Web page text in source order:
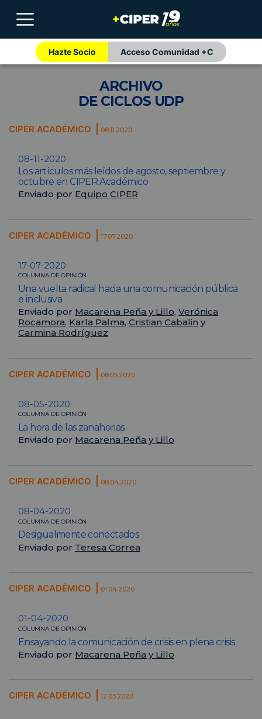
Hazte Socio Acceso Comunidad +C
ARCHIVO
DE CICLOS UDP
CIPER ACADÉMICO 08.11.2020
08-11-2020
Los artículos más leídos de agosto, septiembre y
octubre en CIPER Académico
Enviado por Equipo CIPER
CIPER ACADÉMICO 17.07.2020
17-07-2020
COLUMNA DE OPINIÓN
Una vuelta radical hacia una comunicación pública
e inclusiva
Enviado por Macarena Peña y Lillo, Verónica
Rocamora, Karla Palma, Cristian Cabalin y
Carmina Rodríguez
CIPER ACADÉMICO 08.05.2020
08-05-2020
COLUMNA DE OPINIÓN
La hora de las zanahorias
Enviado por Macarena Peña y Lillo
CIPER ACADÉMICO 08.04.2020
08-04-2020
COLUMNA DE OPINIÓN
Desigualmente conectados
Enviado por Teresa Correa
CIPER ACADÉMICO 01.04.2020
01-04-2020
COLUMNA DE OPINIÓN
Ensayando la comunicación de crisis en plena crisis
Enviado por Macarena Peña y Lillo
CIPER ACADÉMICO 12.03.2020